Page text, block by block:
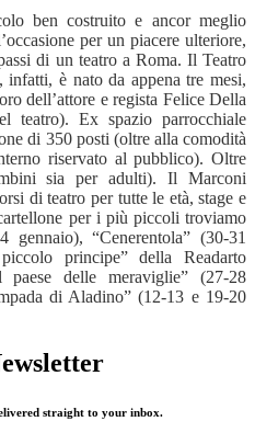
ben costruito e ancor meglio
per un piacere ulteriore,
di un teatro a Roma. Il Teatro
è nato da appena tre mesi,
dell’attore e regista Felice Della
teatro). Ex spazio parrocchiale
di 350 posti (oltre alla comodità
riservato al pubblico). Oltre
sia per adulti). Il Marconi
di teatro per tutte le età, stage e
per i più piccoli troviamo
“Cenerentola” (30-31
principe” della Readarto
delle meraviglie” (27-28
di Aladino” (12-13 e 19-20
straight to your inbox.